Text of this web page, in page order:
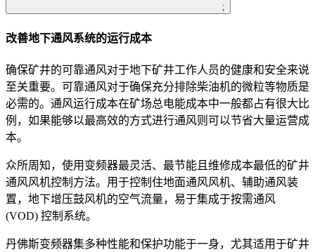
;
改善地下通风系统的运行成本
确保矿井的可靠通风对于地下矿井工作人员的健康和安全来说
至关重要。可靠通风对于确保充分排除柴油机的微粒等物质是
必需的。通风运行成本在矿场总电能成本中一般都占有很大比
例，如果能够以最高效的方式进行通风则可以节省大量运营成
本。
众所周知，使用变频器最灵活、最节能且维修成本最低的矿井
通风风机控制方法。用于控制住地面通风风机、辅助通风装
置，地下增压鼓风机的空气流量，易于集成于按需通风
(VOD) 控制系统。
丹佛斯变频器集多种性能和保护功能于一身，尤其适用于矿井